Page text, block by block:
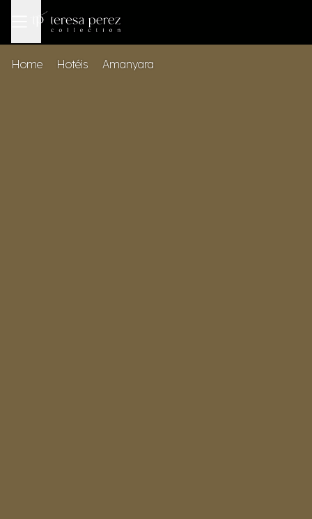
Home Hotéis Amanyara